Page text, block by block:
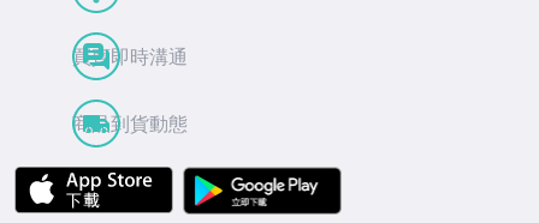
買賣即時溝通
商品到貨動態
APP Store